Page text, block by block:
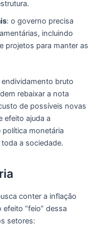
: o governo precisa
incluindo
projetos para manter as
bruto
rebaixar a nota
de possíveis novas
efeito ajuda a
monetária
a sociedade.
conter a inflação
“feio” dessa
setores: